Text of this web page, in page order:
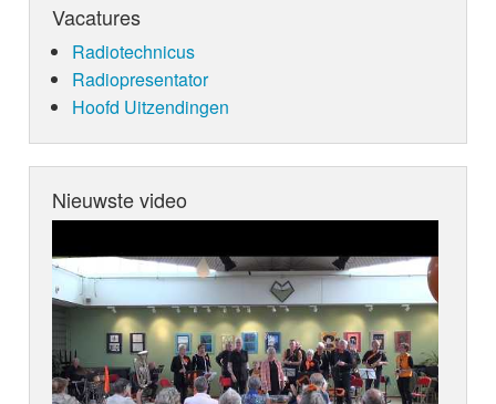
Vacatures
Radiotechnicus
Radiopresentator
Hoofd Uitzendingen
Nieuwste video